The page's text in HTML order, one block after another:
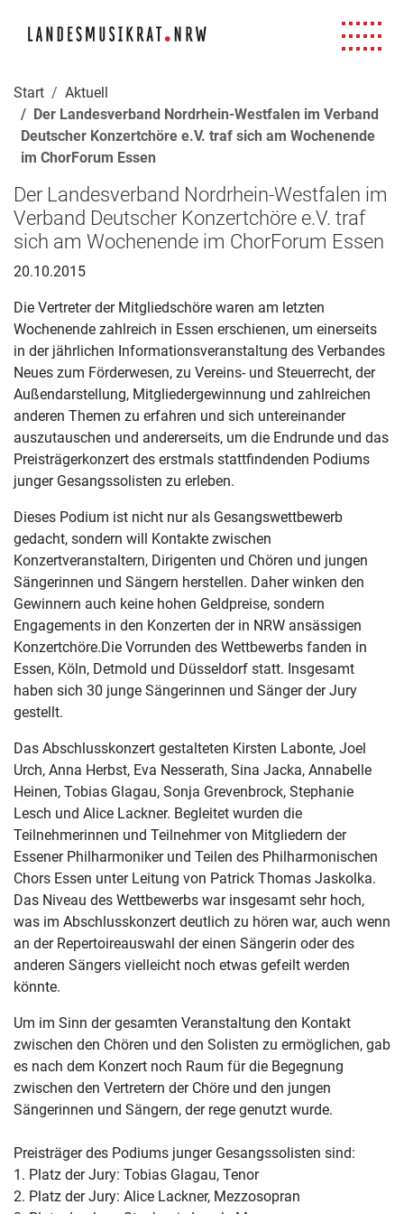
Start
Aktuell
Der Landesverband Nordrhein-Westfalen im Verband
Deutscher Konzertchöre e.V. traf sich am Wochenende
im ChorForum Essen
Der Landesverband Nordrhein-Westfalen im
Verband Deutscher Konzertchöre e.V. traf
sich am Wochenende im ChorForum Essen
20.10.2015
Die Vertreter der Mitgliedschöre waren am letzten
Wochenende zahlreich in Essen erschienen, um einerseits
in der jährlichen Informationsveranstaltung des Verbandes
Neues zum Förderwesen, zu Vereins- und Steuerrecht, der
Außendarstellung, Mitgliedergewinnung und zahlreichen
anderen Themen zu erfahren und sich untereinander
auszutauschen und andererseits, um die Endrunde und das
Preisträgerkonzert des erstmals stattfindenden Podiums
junger Gesangssolisten zu erleben.
Dieses Podium ist nicht nur als Gesangswettbewerb
gedacht, sondern will Kontakte zwischen
Konzertveranstaltern, Dirigenten und Chören und jungen
Sängerinnen und Sängern herstellen. Daher winken den
Gewinnern auch keine hohen Geldpreise, sondern
Engagements in den Konzerten der in NRW ansässigen
Konzertchöre.Die Vorrunden des Wettbewerbs fanden in
Essen, Köln, Detmold und Düsseldorf statt. Insgesamt
haben sich 30 junge Sängerinnen und Sänger der Jury
gestellt.
Das Abschlusskonzert gestalteten Kirsten Labonte, Joel
Urch, Anna Herbst, Eva Nesserath, Sina Jacka, Annabelle
Heinen, Tobias Glagau, Sonja Grevenbrock, Stephanie
Lesch und Alice Lackner. Begleitet wurden die
Teilnehmerinnen und Teilnehmer von Mitgliedern der
Essener Philharmoniker und Teilen des Philharmonischen
Chors Essen unter Leitung von Patrick Thomas Jaskolka.
Das Niveau des Wettbewerbs war insgesamt sehr hoch,
was im Abschlusskonzert deutlich zu hören war, auch wenn
an der Repertoireauswahl der einen Sängerin oder des
anderen Sängers vielleicht noch etwas gefeilt werden
könnte.
Um im Sinn der gesamten Veranstaltung den Kontakt
zwischen den Chören und den Solisten zu ermöglichen, gab
es nach dem Konzert noch Raum für die Begegnung
zwischen den Vertretern der Chöre und den jungen
Sängerinnen und Sängern, der rege genutzt wurde.
Preisträger des Podiums junger Gesangssolisten sind:
1. Platz der Jury: Tobias Glagau, Tenor
2. Platz der Jury: Alice Lackner, Mezzosopran